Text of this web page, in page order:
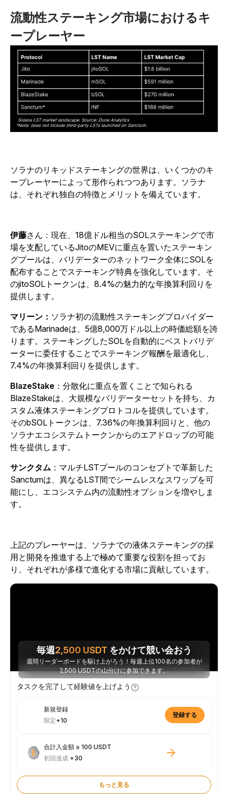
流動性ステーキング市場におけるキ
ープレーヤー
ソラナのリキッドステーキングの世界は、いくつかのキ
ープレーヤーによって形作られつつあります。ソラナ
は、それぞれ独自の特徴とメリットを備えています。
伊藤さん：現在、18億ドル相当のSOLステーキングで市
場を支配しているJitoのMEVに重点を置いたステーキン
グプールは、バリデーターのネットワーク全体にSOLを
配布することでステーキング特典を強化しています。そ
のjitoSOLトークンは、8.4%の魅力的な年換算利回りを
提供します。
マリーン： ソラナ初の流動性ステーキングプロバイダー
であるMarinadeは、5億8,000万ドル以上の時価総額を誇
ります。ステーキングしたSOLを自動的にベストバリデ
ーターに委任することでステーキング報酬を最適化し、
7.4%の年換算利回りを提供します。
BlazeStake ：分散化に重点を置くことで知られる
BlazeStakeは、大規模なバリデーターセットを持ち、カ
スタム液体ステーキングプロトコルを提供しています。
そのbSOLトークンは、7.36%の年換算利回りと、他の
ソラナエコシステムトークンからのエアドロップの可能
性を提供します。
サンクタム ：マルチLSTプールのコンセプトで革新した
Sanctumは、異なるLST間でシームレスなスワップを可
能にし、エコシステム内の流動性オプションを増やしま
す。
上記のプレーヤーは、ソラナでの液体ステーキングの採
用と開発を推進する上で極めて重要な役割を担ってお
り、それぞれが多様で進化する市場に貢献しています。
毎週2,500 USDT をかけて競い会おう
週間リーダーボードを駆け上がろう！毎週上位100名の参加者が
2,500 USDTの山分けに参加できます。
タスクを完了して経験値を上げよう
新規登録
限定+10
登録する
合計入金額 ≥ 100 USDT
初回達成 +30
もっと見る